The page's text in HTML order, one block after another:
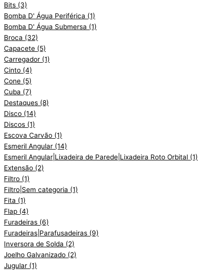
Bits (3)
Bomba D' Água Periférica (1)
Bomba D' Água Submersa (1)
Broca (32)
Capacete (5)
Carregador (1)
Cinto (4)
Cone (5)
Cuba (7)
Destaques (8)
Disco (14)
Discos (1)
Escova Carvão (1)
Esmeril Angular (14)
Esmeril Angular|Lixadeira de Parede|Lixadeira Roto Orbital (1)
Extensão (2)
Filtro (1)
Filtro|Sem categoria (1)
Fita (1)
Flap (4)
Furadeiras (6)
Furadeiras|Parafusadeiras (9)
Inversora de Solda (2)
Joelho Galvanizado (2)
Jugular (1)